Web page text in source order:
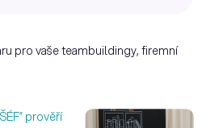
pro vaše teambuildingy, firemní